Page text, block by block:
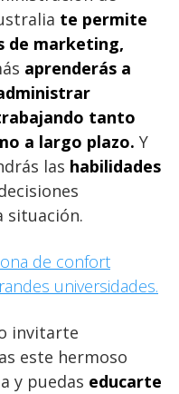
te permite
de marketing,
aprenderás a
tanto
a largo plazo. Y
las habilidades
situación.
de confort
universidades.
invitarte
este hermoso
y puedas educarte